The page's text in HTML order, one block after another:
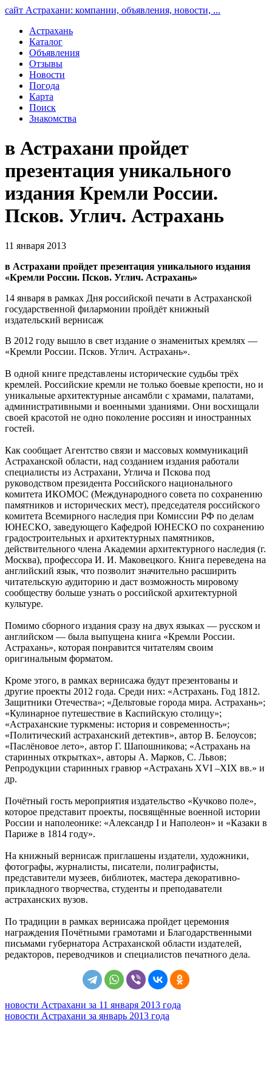
сайт Астрахани: компании, объявления, новости, ...
Астрахань
Каталог
Объявления
Отзывы
Новости
Погода
Карта
Поиск
Знакомства
в Астрахани пройдет
презентация уникального
издания Кремли России.
Псков. Углич. Астрахань
11 января 2013
в Астрахани пройдет презентация уникального издания
«Кремли России. Псков. Углич. Астрахань»
14 января в рамках Дня российской печати в Астраханской
государственной филармонии пройдёт книжный
издательский вернисаж
В 2012 году вышло в свет издание о знаменитых кремлях —
«Кремли России. Псков. Углич. Астрахань».
В одной книге представлены исторические судьбы трёх
кремлей. Российские кремли не только боевые крепости, но и
уникальные архитектурные ансамбли с храмами, палатами,
административными и военными зданиями. Они восхищали
своей красотой не одно поколение россиян и иностранных
гостей.
Как сообщает Агентство связи и массовых коммуникаций
Астраханской области, над созданием издания работали
специалисты из Астрахани, Углича и Пскова под
руководством президента Российского национального
комитета ИКОМОС (Международного совета по сохранению
памятников и исторических мест), председателя российского
комитета Всемирного наследия при Комиссии РФ по делам
ЮНЕСКО, заведующего Кафедрой ЮНЕСКО по сохранению
градостроительных и архитектурных памятников,
действительного члена Академии архитектурного наследия (г.
Москва), профессора И. И. Маковецкого. Книга переведена на
английский язык, что позволит значительно расширить
читательскую аудиторию и даст возможность мировому
сообществу больше узнать о российской архитектурной
культуре.
Помимо сборного издания сразу на двух языках — русском и
английском — была выпущена книга «Кремли России.
Астрахань», которая понравится читателям своим
оригинальным форматом.
Кроме этого, в рамках вернисажа будут презентованы и
другие проекты 2012 года. Среди них: «Астрахань. Год 1812.
Защитники Отечества»; «Дельтовые города мира. Астрахань»;
«Кулинарное путешествие в Каспийскую столицу»;
«Астраханские туркмены: история и современность»;
«Политический астраханский детектив», автор В. Белоусов;
«Паслёновое лето», автор Г. Шапошникова; «Астрахань на
старинных открытках», авторы А. Марков, С. Львов;
Репродукции старинных гравюр «Астрахань XVI –XIX вв.» и
др.
Почётный гость мероприятия издательство «Кучково поле»,
которое представит проекты, посвящённые военной истории
России и наполеонике: «Александр I и Наполеон» и «Казаки в
Париже в 1814 году».
На книжный вернисаж приглашены издатели, художники,
фотографы, журналисты, писатели, полиграфисты,
представители музеев, библиотек, мастера декоративно-
прикладного творчества, студенты и преподаватели
астраханских вузов.
По традиции в рамках вернисажа пройдет церемония
награждения Почётными грамотами и Благодарственными
письмами губернатора Астраханской области издателей,
редакторов, переводчиков и специалистов печатного дела.
новости Астрахани за 11 января 2013 года
новости Астрахани за январь 2013 года